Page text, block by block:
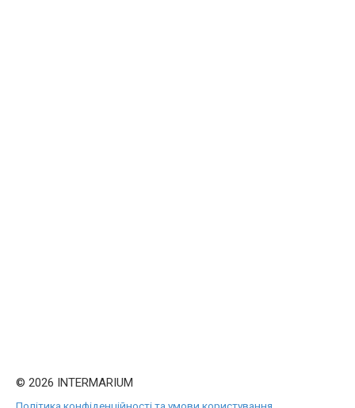
© 2026 INTERMARIUM